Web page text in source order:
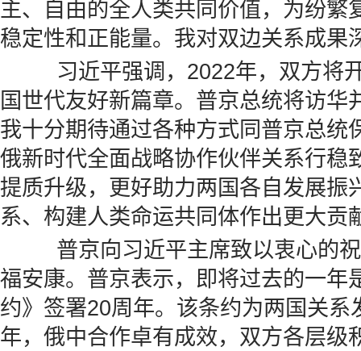
主、自由的全人类共同价值，为纷繁
稳定性和正能量。我对双边关系成果
习近平强调，2022年，双方将
国世代友好新篇章。普京总统将访华
我十分期待通过各种方式同普京总统
俄新时代全面战略协作伙伴关系行稳
提质升级，更好助力两国各自发展振
系、构建人类命运共同体作出更大贡
普京向习近平主席致以衷心的祝
福安康。普京表示，即将过去的一年
约》签署20周年。该条约为两国关
年，俄中合作卓有成效，双方各层级